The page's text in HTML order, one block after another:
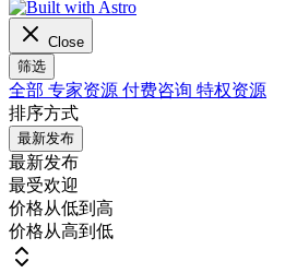
Close
筛选
全部 专家资源 付费咨询 特权资源
排序方式
最新发布
最新发布
最受欢迎
价格从低到高
价格从高到低